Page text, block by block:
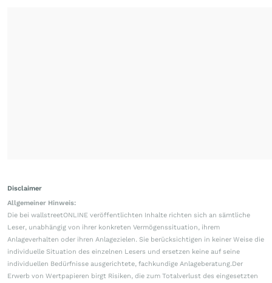
Disclaimer
Allgemeiner Hinweis:
Die bei wallstreetONLINE veröffentlichten Inhalte richten sich an sämtliche
Leser, unabhängig von ihrer konkreten Vermögenssituation, ihrem
Anlageverhalten oder ihren Anlagezielen. Sie berücksichtigen in keiner Weise die
individuelle Situation des einzelnen Lesers und ersetzen keine auf seine
individuellen Bedürfnisse ausgerichtete, fachkundige Anlageberatung.Der
Erwerb von Wertpapieren birgt Risiken, die zum Totalverlust des eingesetzten